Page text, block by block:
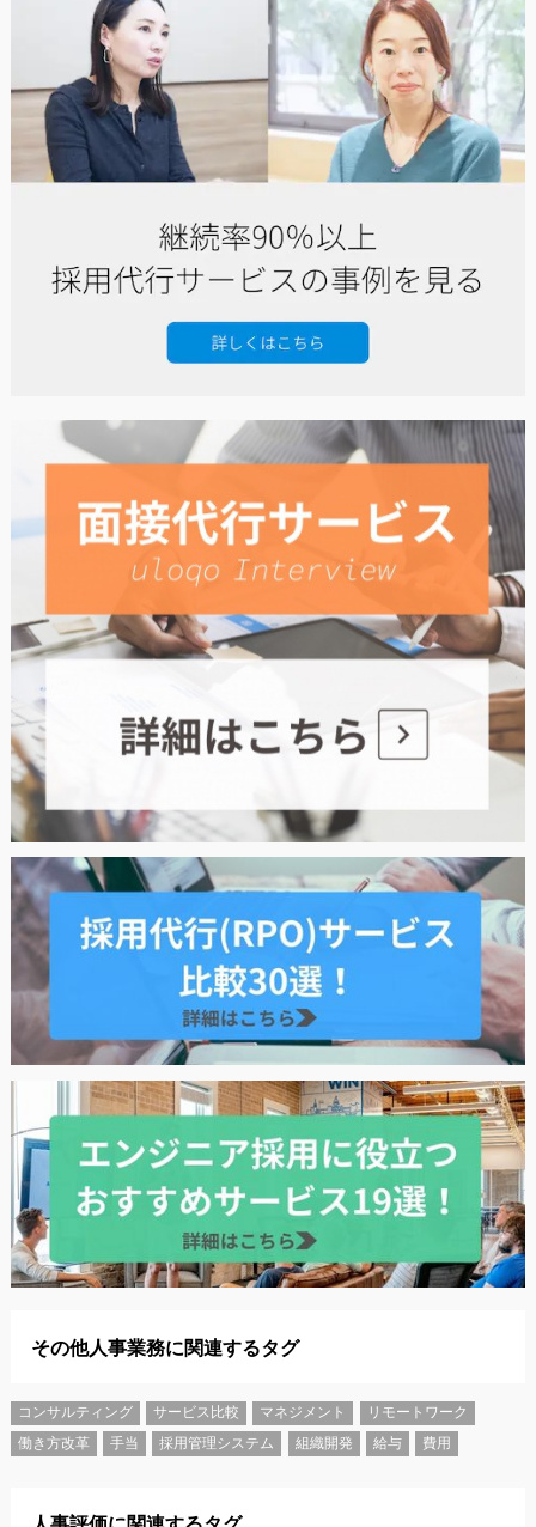
その他人事業務に関連するタグ
コンサルティング サービス比較 マネジメント リモートワーク
働き方改革 手当 採用管理システム 組織開発 給与 費用